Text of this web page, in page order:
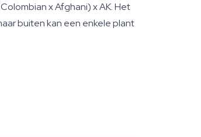
x Afghani) x AK. Het
buiten kan een enkele plant